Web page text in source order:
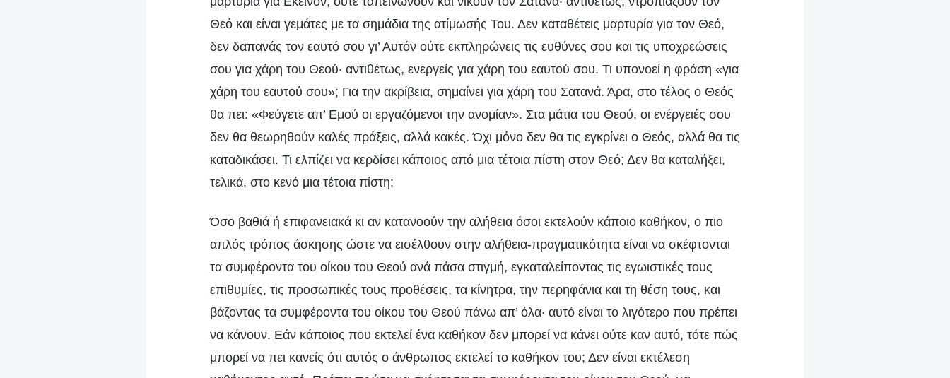
Θεό και είναι γεμάτες με τα σημάδια της ατίμωσής Του. Δεν καταθέτεις μαρτυρία για τον Θεό,
δεν δαπανάς τον εαυτό σου γι’ Αυτόν ούτε εκπληρώνεις τις ευθύνες σου και τις υποχρεώσεις
σου για χάρη του Θεού· αντιθέτως, ενεργείς για χάρη του εαυτού σου. Τι υπονοεί η φράση «για
χάρη του εαυτού σου»; Για την ακρίβεια, σημαίνει για χάρη του Σατανά. Άρα, στο τέλος ο Θεός
θα πει: «Φεύγετε απ’ Εμού οι εργαζόμενοι την ανομίαν». Στα μάτια του Θεού, οι ενέργειές σου
δεν θα θεωρηθούν καλές πράξεις, αλλά κακές. Όχι μόνο δεν θα τις εγκρίνει ο Θεός, αλλά θα τις
καταδικάσει. Τι ελπίζει να κερδίσει κάποιος από μια τέτοια πίστη στον Θεό; Δεν θα καταλήξει,
τελικά, στο κενό μια τέτοια πίστη;
Όσο βαθιά ή επιφανειακά κι αν κατανοούν την αλήθεια όσοι εκτελούν κάποιο καθήκον, ο πιο
απλός τρόπος άσκησης ώστε να εισέλθουν στην αλήθεια-πραγματικότητα είναι να σκέφτονται
τα συμφέροντα του οίκου του Θεού ανά πάσα στιγμή, εγκαταλείποντας τις εγωιστικές τους
επιθυμίες, τις προσωπικές τους προθέσεις, τα κίνητρα, την περηφάνια και τη θέση τους, και
βάζοντας τα συμφέροντα του οίκου του Θεού πάνω απ’ όλα· αυτό είναι το λιγότερο που πρέπει
να κάνουν. Εάν κάποιος που εκτελεί ένα καθήκον δεν μπορεί να κάνει ούτε καν αυτό, τότε πώς
μπορεί να πει κανείς ότι αυτός ο άνθρωπος εκτελεί το καθήκον του; Δεν είναι εκτέλεση